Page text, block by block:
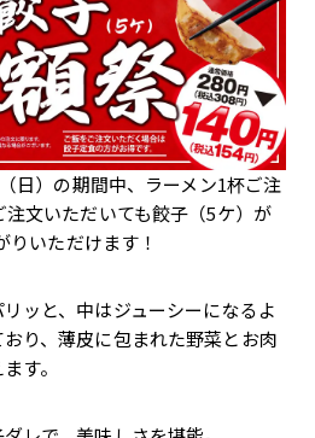
日）の期間中、ラーメン1杯ご注
文いただいても餃子（5ケ）が
いただけます！
ッと、中はジューシーになるよ
り、薄皮に包まれた野菜とお肉
す。